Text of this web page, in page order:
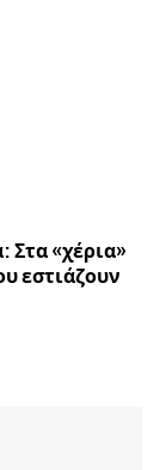
«χέρια»
εστιάζουν